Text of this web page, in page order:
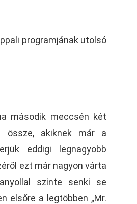
programjának utolsó
második meccsén két
össze, akiknek már a
eddigi legnagyobb
ezt már nagyon várta
szinte senki se
elsőre a legtöbben „Mr.